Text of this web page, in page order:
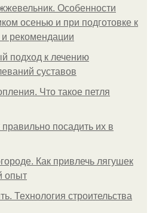
Особенности
осенью и при подготовке к
рекомендации
подход к лечению
суставов
Что такое петля
посадить их в
Как привлечь лягушек
опыт
Технология строительства